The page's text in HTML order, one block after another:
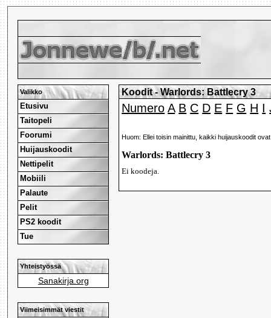
Valikko
Etusivu
Taitopeli
Foorumi
Huijauskoodit
Nettipelit
Mobiili
Palaute
Pelit
PS2 koodit
Tue
Yhteistyössä
Sanakirja.org
Viimeisimmät viestit
Koodit - Warlords: Battlecry 3
Numero A B C D E F G H I
Huom: Ellei toisin mainittu, kaikki huijauskoodit
Warlords: Battlecry 3
Ei koodeja.